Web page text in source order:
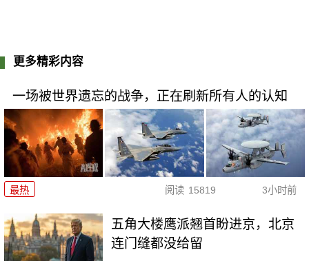
更多精彩内容
一场被世界遗忘的战争，正在刷新所有人的认知
最热 阅读 15819 3小时前
五角大楼鹰派翘首盼进京，北京
连门缝都没给留